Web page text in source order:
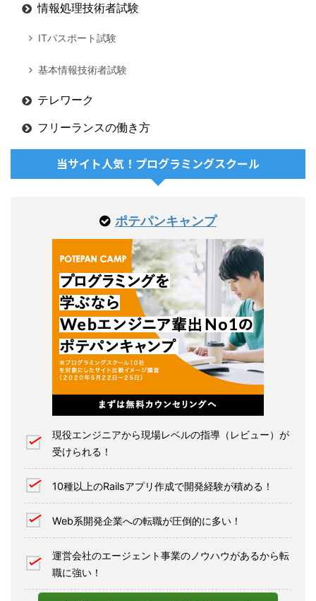
情報処理技術者試験
ITパスポート試験
基本情報技術者試験
テレワーク
フリーランスの働き方
当サイト人気！プログラミングスクール
ポテパンキャンプ
現役エンジニアから現場レベルの指導（レビュー）が
受けられる！
10種以上のRailsアプリ作成で開発経験が積める！
Web系開発企業への転職が圧倒的に多い！
運営会社のエージェント事業のノウハウがあるから転
職に強い！